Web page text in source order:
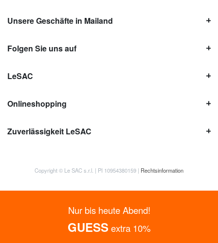
Unsere Geschäfte in Mailand
Folgen Sie uns auf
LeSAC
Onlineshopping
Zuverlässigkeit LeSAC
Copyright © Le SAC s.r.l. | PI 10954380159 | Rechtsinformation
Nur bis heute Abend!
GUESSextra 10%